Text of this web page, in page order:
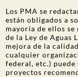
Los PMA se
están obligados a
mayoría de ellos
de la Ley de Aguas
mejora de la
cualquier
federal, etc.)
proyectos